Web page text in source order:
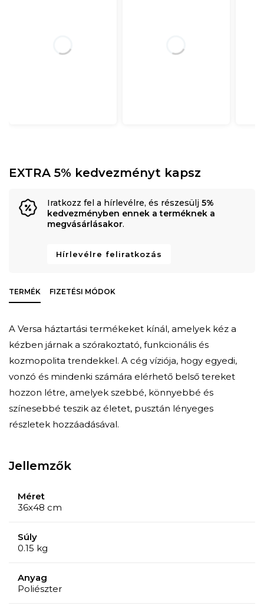
EXTRA 5% kedvezményt kapsz
Iratkozz fel a hírlevélre, és részesülj 5%
kedvezményben ennek a terméknek a
megvásárlásakor.
Hírlevélre feliratkozás
TERMÉK FIZETÉSI MÓDOK
A Versa háztartási termékeket kínál, amelyek kéz a
kézben járnak a szórakoztató, funkcionális és
kozmopolita trendekkel. A cég víziója, hogy egyedi,
vonzó és mindenki számára elérhető belső tereket
hozzon létre, amelyek szebbé, könnyebbé és
színesebbé teszik az életet, pusztán lényeges
részletek hozzáadásával.
Jellemzők
Méret
36x48 cm
Súly
0.15 kg
Anyag
Poliészter